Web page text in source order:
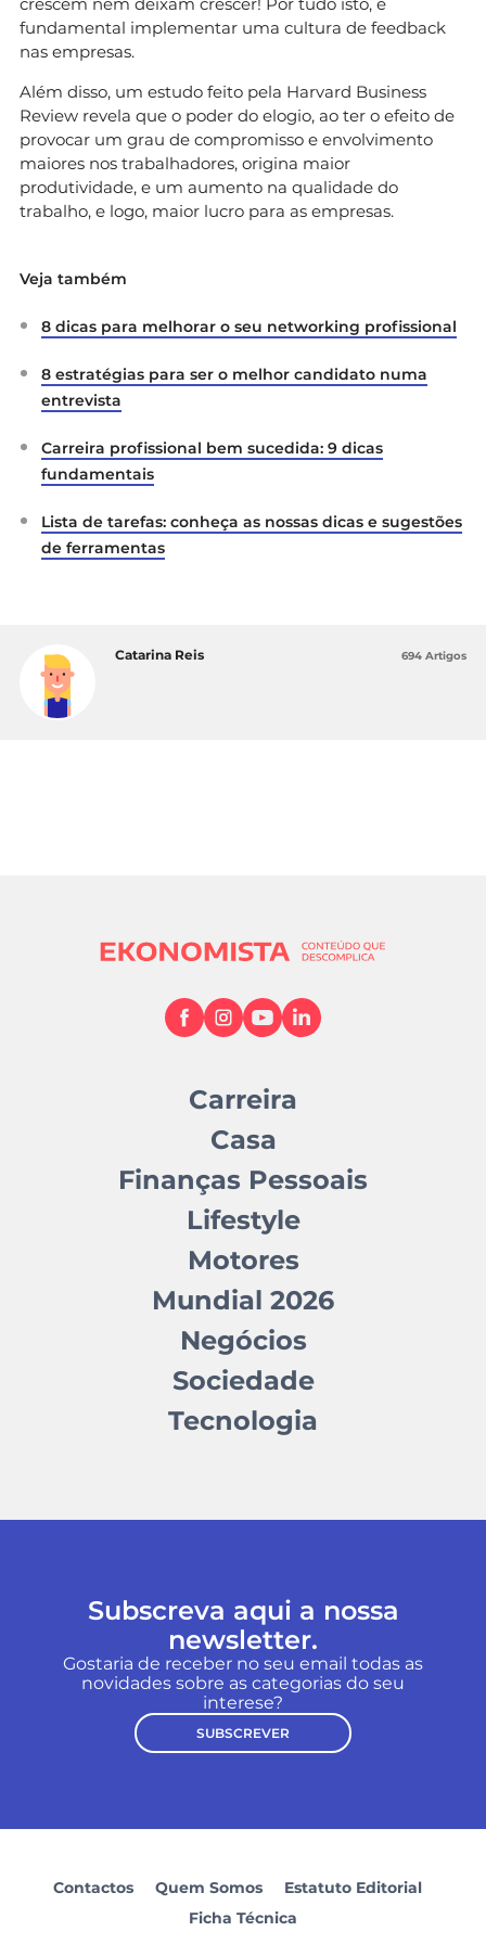
fundamental implementar uma cultura de feedback
nas empresas.
Além disso, um estudo feito pela Harvard Business
Review revela que o poder do elogio, ao ter o efeito de
provocar um grau de compromisso e envolvimento
maiores nos trabalhadores, origina maior
produtividade, e um aumento na qualidade do
trabalho, e logo, maior lucro para as empresas.
Veja também
8 dicas para melhorar o seu networking profissional
8 estratégias para ser o melhor candidato numa
entrevista
Carreira profissional bem sucedida: 9 dicas
fundamentais
Lista de tarefas: conheça as nossas dicas e sugestões
de ferramentas
Catarina Reis 694 Artigos
Carreira
Casa
Finanças Pessoais
Lifestyle
Motores
Mundial 2026
Negócios
Sociedade
Tecnologia
Subscreva aqui a nossa
newsletter.
Gostaria de receber no seu email todas as
novidades sobre as categorias do seu
interese?
SUBSCREVER
Contactos Quem Somos
Estatuto Editorial
Ficha Técnica